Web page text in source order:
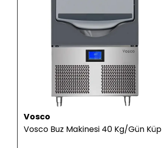
Vosco
Vosco Buz Makinesi 40 Kg/Gün Küp